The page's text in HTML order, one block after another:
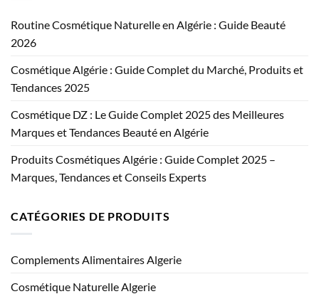
Routine Cosmétique Naturelle en Algérie : Guide Beauté
2026
Cosmétique Algérie : Guide Complet du Marché, Produits et
Tendances 2025
Cosmétique DZ : Le Guide Complet 2025 des Meilleures
Marques et Tendances Beauté en Algérie
Produits Cosmétiques Algérie : Guide Complet 2025 –
Marques, Tendances et Conseils Experts
CATÉGORIES DE PRODUITS
Complements Alimentaires Algerie
Cosmétique Naturelle Algerie